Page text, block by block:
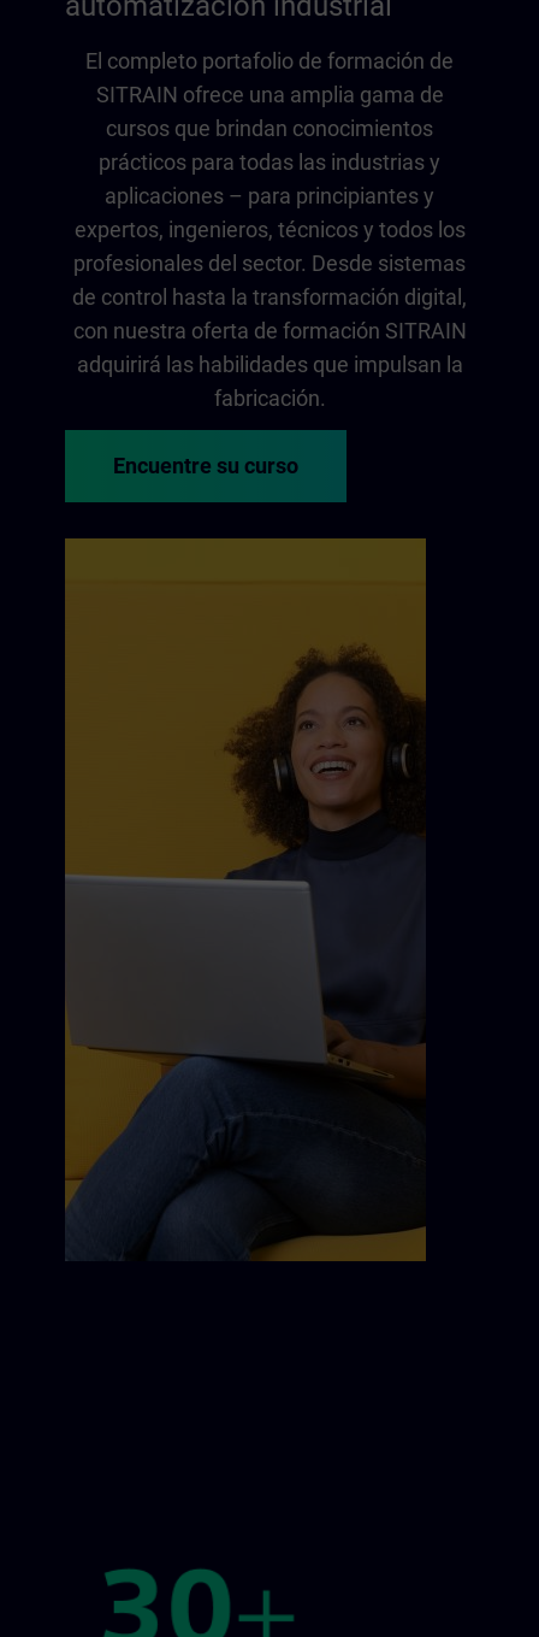
El completo portafolio de formación de
SITRAIN ofrece una amplia gama de
cursos que brindan conocimientos
prácticos para todas las industrias y
aplicaciones – para principiantes y
expertos, ingenieros, técnicos y todos los
profesionales del sector. Desde sistemas
de control hasta la transformación digital,
con nuestra oferta de formación SITRAIN
adquirirá las habilidades que impulsan la
fabricación.
Encuentre su curso